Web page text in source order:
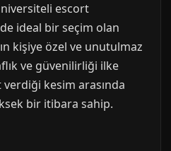
escort
ideal bir seçim olan
kişiye özel ve unutulmaz
ve güvenilirliği ilke
kesim arasında
bir itibara sahip.